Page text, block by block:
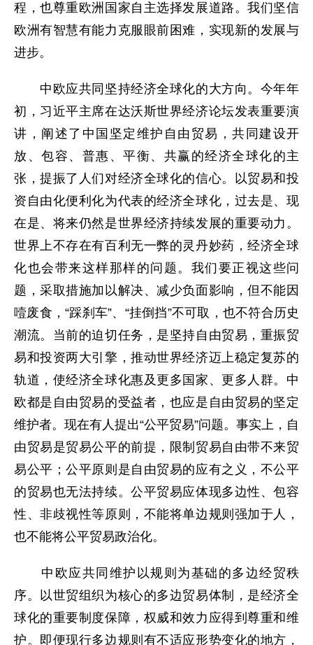
程，也尊重欧洲国家自主选择发展道路。我们坚信
欧洲有智慧有能力克服眼前困难，实现新的发展与
进步。
中欧应共同坚持经济全球化的大方向。今年年
初，习近平主席在达沃斯世界经济论坛发表重要演
讲，阐述了中国坚定维护自由贸易，共同建设开
放、包容、普惠、平衡、共赢的经济全球化的主
张，提振了人们对经济全球化的信心。以贸易和投
资自由化便利化为代表的经济全球化，过去是、现
在是、将来仍然是世界经济持续发展的重要动力。
世界上不存在有百利无一弊的灵丹妙药，经济全球
化也会带来这样那样的问题。我们要正视这些问
题，采取措施加以解决、减少负面影响，但不能因
噎废食，“踩刹车”、“挂倒挡”不可取，也不符合历史
潮流。当前的迫切任务，是坚持自由贸易，重振贸
易和投资两大引擎，推动世界经济迈上稳定复苏的
轨道，使经济全球化惠及更多国家、更多人群。中
欧都是自由贸易的受益者，也应是自由贸易的坚定
维护者。现在有人提出“公平贸易”问题。事实上，自
由贸易是贸易公平的前提，限制贸易自由带不来贸
易公平；公平原则是自由贸易的应有之义，不公平
的贸易也无法持续。公平贸易应体现多边性、包容
性、非歧视性等原则，不能将单边规则强加于人，
也不能将公平贸易政治化。
中欧应共同维护以规则为基础的多边经贸秩
序。以世贸组织为核心的多边贸易体制，是经济全
球化的重要制度保障，权威和效力应得到尊重和维
护。即便现行多边规则有不适应形势变化的地方，